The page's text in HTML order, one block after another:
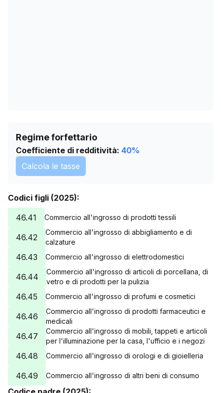
Regime forfettario
Coefficiente di redditività: 40%
Calcola le tasse
Codici figli (2025):
46.41
Commercio all'ingrosso di prodotti tessili
46.42
Commercio all'ingrosso di abbigliamento e di
calzature
46.43 Commercio all'ingrosso di elettrodomestici
46.44
Commercio all'ingrosso di articoli di porcellana, di
vetro e di prodotti per la pulizia
46.45 Commercio all'ingrosso di profumi e cosmetici
46.46
Commercio all'ingrosso di prodotti farmaceutici e
medicali
46.47
Commercio all'ingrosso di mobili, tappeti e articoli
per l'illuminazione per la casa, l'ufficio e i negozi
46.48 Commercio all'ingrosso di orologi e di gioielleria
46.49 Commercio all'ingrosso di altri beni di consumo